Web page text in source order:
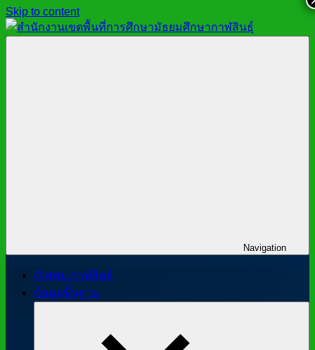
Skip to content
Navigation
@สพม.กาฬสินธุ์
ข้อมูลพื้นฐาน